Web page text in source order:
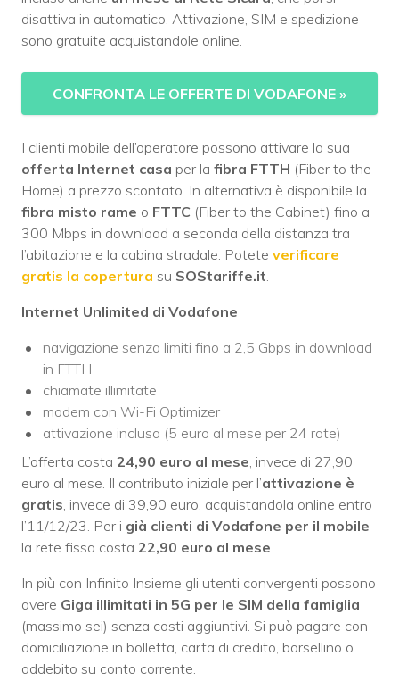
disattiva in automatico. Attivazione, SIM e spedizione
sono gratuite acquistandole online.
CONFRONTA LE OFFERTE DI VODAFONE »
I clienti mobile dell’operatore possono attivare la sua
offerta Internet casa per la fibra FTTH (Fiber to the
Home) a prezzo scontato. In alternativa è disponibile la
fibra misto rame o FTTC (Fiber to the Cabinet) fino a
300 Mbps in download a seconda della distanza tra
l’abitazione e la cabina stradale. Potete verificare
gratis la copertura su SOStariffe.it.
Internet Unlimited di Vodafone
navigazione senza limiti fino a 2,5 Gbps in download
in FTTH
chiamate illimitate
modem con Wi-Fi Optimizer
attivazione inclusa (5 euro al mese per 24 rate)
L’offerta costa 24,90 euro al mese, invece di 27,90
euro al mese. Il contributo iniziale per l’attivazione è
gratis, invece di 39,90 euro, acquistandola online entro
l’11/12/23. Per i già clienti di Vodafone per il mobile
la rete fissa costa 22,90 euro al mese.
In più con Infinito Insieme gli utenti convergenti possono
avere Giga illimitati in 5G per le SIM della famiglia
(massimo sei) senza costi aggiuntivi. Si può pagare con
domiciliazione in bolletta, carta di credito, borsellino o
addebito su conto corrente.